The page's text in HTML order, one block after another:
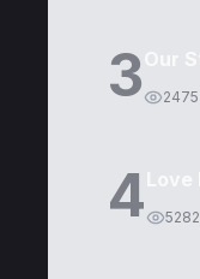
3 2475
4 5282